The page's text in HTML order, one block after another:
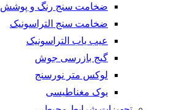
ضخامت سنج رنگ و پوشش
ضخامت سنج التراسونیک
عیب یاب التراسونیک
گیج بازرسی جوش
لوکس متر نورسنج
یوک مغناطیسی